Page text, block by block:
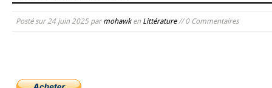
Posté sur 24 juin 2025 par mohawken Littérature// 0 Commentaires